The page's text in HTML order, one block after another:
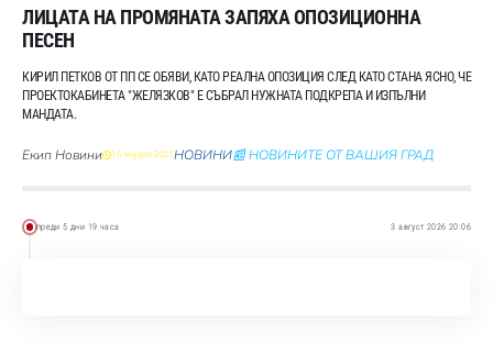
ЛИЦАТА НА ПРОМЯНАТА ЗАПЯХА ОПОЗИЦИОННА
ПЕСЕН
КИРИЛ ПЕТКОВ ОТ ПП СЕ ОБЯВИ, КАТО РЕАЛНА ОПОЗИЦИЯ СЛЕД КАТО СТАНА ЯСНО, ЧЕ
ПРОЕКТОКАБИНЕТА "ЖЕЛЯЗКОВ" Е СЪБРАЛ НУЖНАТА ПОДКРЕПА И ИЗПЪЛНИ
МАНДАТА.
Екип Новини 15 януари 2025НОВИНИ📰 НОВИНИТЕ ОТ ВАШИЯ ГРАД
преди 5 дни 19 часа 3 август 2026 20:06